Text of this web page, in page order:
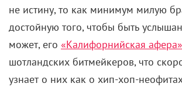
не истину, то как минимум милую
достойную того, чтобы быть
может, его «Калифорнийская афера»
шотландских битмейкеров, что
узнает о них как о хип-хоп-